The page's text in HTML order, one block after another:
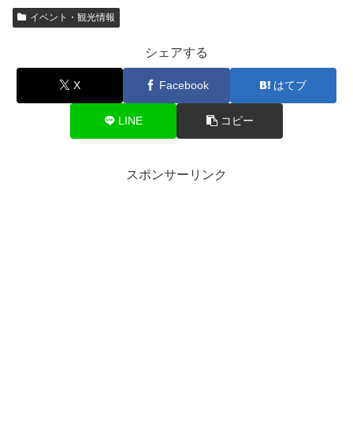
イベント・観光情報
シェアする
X Facebook はてブ
LINE コピー
スポンサーリンク